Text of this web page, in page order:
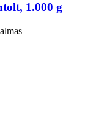
1.000 g